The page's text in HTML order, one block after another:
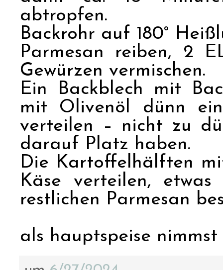
abtropfen.
Backrohr auf 180°
Parmesan reiben, 2
Gewürzen vermischen.
Ein Backblech mit
mit Olivenöl dünn
verteilen – nicht zu
darauf Platz haben.
Die Kartoffelhälften
Käse verteilen,
restlichen Parmesan
als hauptspeise